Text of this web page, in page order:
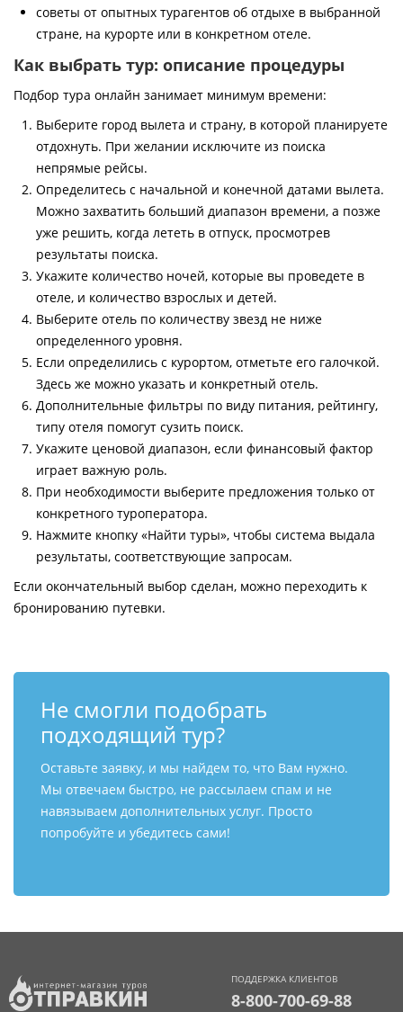
советы от опытных турагентов об отдыхе в выбранной
стране, на курорте или в конкретном отеле.
Как выбрать тур: описание процедуры
Подбор тура онлайн занимает минимум времени:
Выберите город вылета и страну, в которой планируете
отдохнуть. При желании исключите из поиска
непрямые рейсы.
Определитесь с начальной и конечной датами вылета.
Можно захватить больший диапазон времени, а позже
уже решить, когда лететь в отпуск, просмотрев
результаты поиска.
Укажите количество ночей, которые вы проведете в
отеле, и количество взрослых и детей.
Выберите отель по количеству звезд не ниже
определенного уровня.
Если определились с курортом, отметьте его галочкой.
Здесь же можно указать и конкретный отель.
Дополнительные фильтры по виду питания, рейтингу,
типу отеля помогут сузить поиск.
Укажите ценовой диапазон, если финансовый фактор
играет важную роль.
При необходимости выберите предложения только от
конкретного туроператора.
Нажмите кнопку «Найти туры», чтобы система выдала
результаты, соответствующие запросам.
Если окончательный выбор сделан, можно переходить к
бронированию путевки.
Не смогли подобрать
подходящий тур?
Оставьте заявку, и мы найдем то, что Вам нужно.
Мы отвечаем быстро, не рассылаем спам и не
навязываем дополнительных услуг. Просто
попробуйте и убедитесь сами!
ПОДДЕРЖКА КЛИЕНТОВ
8-800-700-69-88